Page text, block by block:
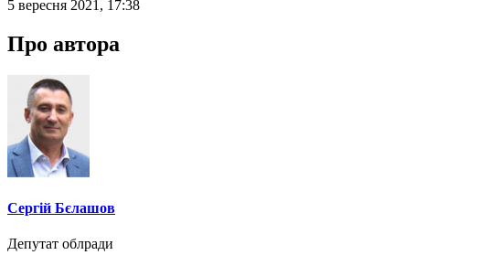
5 вересня 2021, 17:38
Про автора
Сергій Бєлашов
Депутат облради